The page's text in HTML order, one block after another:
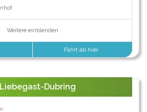
Weitere einblenden
Fahrt ab hier
Dubring